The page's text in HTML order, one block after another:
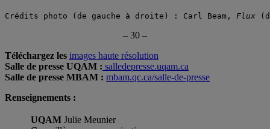
Crédits photo (de gauche à droite) : Carl Beam, Flux
– 30 –
Téléchargez les images haute résolution
Salle de presse UQAM : salledepresse.uqam.ca
Salle de presse MBAM : mbam.qc.ca/salle-de-presse
Renseignements :
UQAM Julie Meunier